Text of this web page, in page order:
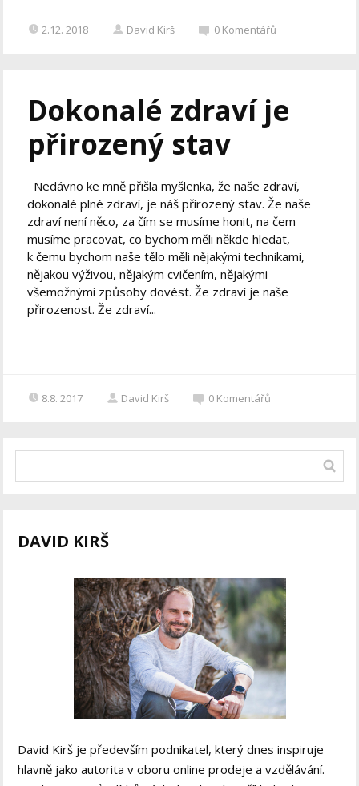
2.12. 2018 David Kirš 0 Komentářů
Dokonalé zdraví je
přirozený stav
Nedávno ke mně přišla myšlenka, že naše zdraví,
dokonalé plné zdraví, je náš přirozený stav. Že naše
zdraví není něco, za čím se musíme honit, na čem
musíme pracovat, co bychom měli někde hledat,
k čemu bychom naše tělo měli nějakými technikami,
nějakou výživou, nějakým cvičením, nějakými
všemožnými způsoby dovést. Že zdraví je naše
přirozenost. Že zdraví...
8.8. 2017 David Kirš 0 Komentářů
DAVID KIRŠ
David Kirš je především podnikatel, který dnes inspiruje
hlavně jako autorita v oboru online prodeje a vzdělávání.